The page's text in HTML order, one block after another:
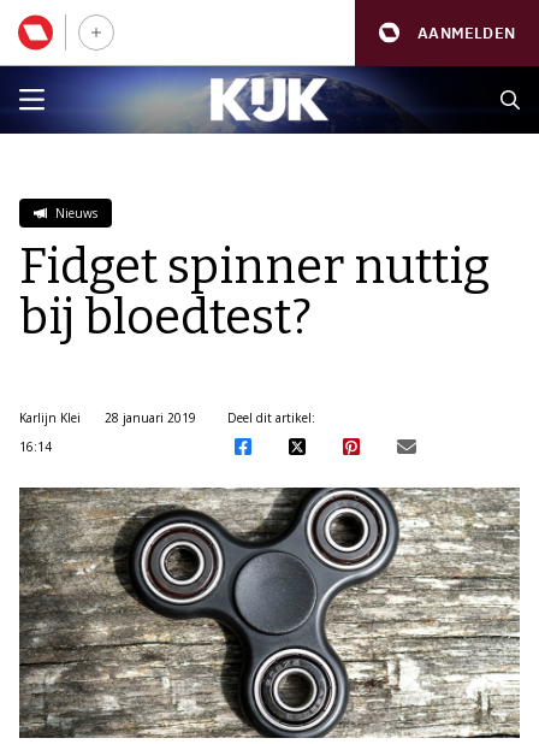
AANMELDEN
Nieuws
Fidget spinner nuttig
bij bloedtest?
Karlijn Klei
28 januari 2019
16:14
Deel dit artikel: